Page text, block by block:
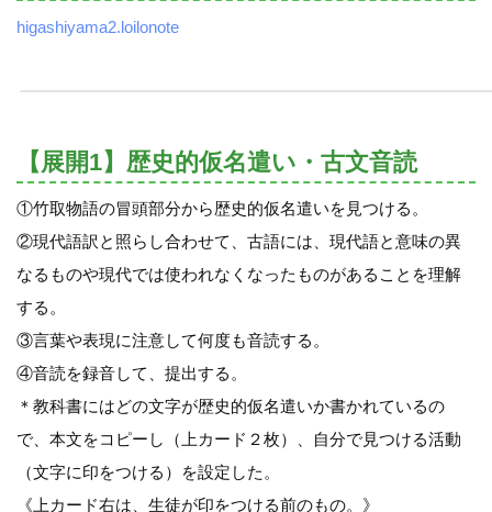
higashiyama2.loilonote
【展開1】歴史的仮名遣い・古文音読
①竹取物語の冒頭部分から歴史的仮名遣いを見つける。
②現代語訳と照らし合わせて、古語には、現代語と意味の異
なるものや現代では使われなくなったものがあることを理解
する。
③言葉や表現に注意して何度も音読する。
④音読を録音して、提出する。
＊教科書にはどの文字が歴史的仮名遣いか書かれているの
で、本文をコピーし（上カード２枚）、自分で見つける活動
（文字に印をつける）を設定した。
《上カード右は、生徒が印をつける前のもの。》